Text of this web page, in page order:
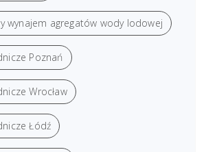
wynajem agregatów wody lodowej
Poznań
Wrocław
Łódź